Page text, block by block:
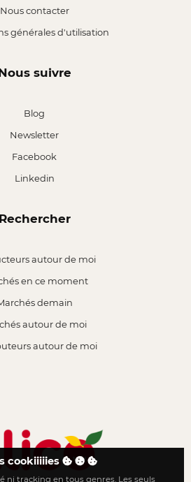
Nous contacter
générales d'utilisation
suivre
Blog
Newsletter
Facebook
Linkedin
Rechercher
autour de moi
en ce moment
demain
autour de moi
autour de moi
jamais été aussi proche
cookiiiiies
ni tracking en tous genres. Les seuls